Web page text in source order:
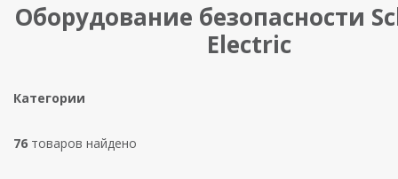
Оборудование безопасности
Electric
Категории
76 товаров найдено